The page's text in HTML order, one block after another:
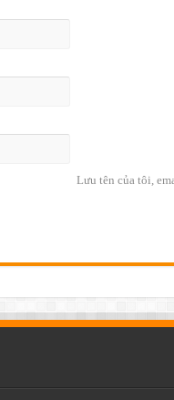
Lưu tên của tôi,